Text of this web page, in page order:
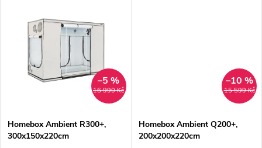
16 990 Kč
–5 %
Homebox Ambient R300+,
300x150x220cm
15 599 Kč
–10 %
Homebox Ambient Q200+,
200x200x220cm